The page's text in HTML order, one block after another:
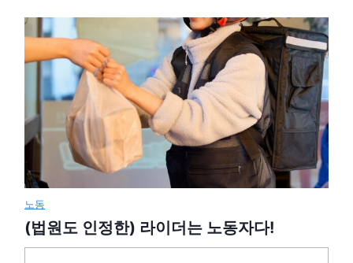
노동
(법원도 인정한) 라이더는 노동자다!